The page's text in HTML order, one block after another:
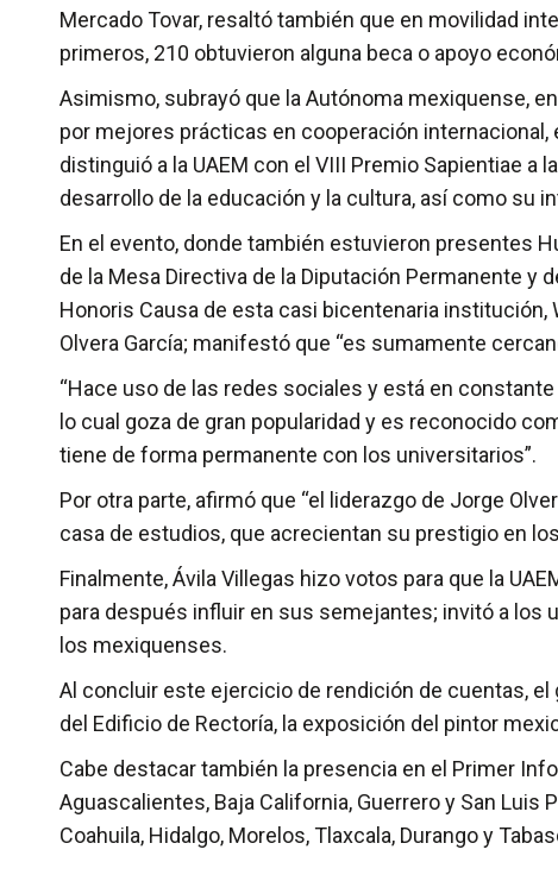
Mercado Tovar, resaltó también que en movilidad
primeros, 210 obtuvieron alguna beca o apoyo
Asimismo, subrayó que la Autónoma mexiquense,
por mejores prácticas en cooperación internacional,
distinguió a la UAEM con el VIII Premio Sapientiae
desarrollo de la educación y la cultura, así como su
En el evento, donde también estuvieron presentes
de la Mesa Directiva de la Diputación Permanente y
Honoris Causa de esta casi bicentenaria
Olvera García; manifestó que “es sumamente
“Hace uso de las redes sociales y está en
lo cual goza de gran popularidad y es reconocido
tiene de forma permanente con los universitarios”.
Por otra parte, afirmó que “el liderazgo de Jorge
casa de estudios, que acrecientan su prestigio en
Finalmente, Ávila Villegas hizo votos para que la
para después influir en sus semejantes; invitó a los
los mexiquenses.
Al concluir este ejercicio de rendición de cuentas, el
del Edificio de Rectoría, la exposición del pintor
Cabe destacar también la presencia en el Primer
Aguascalientes, Baja California, Guerrero y San
Coahuila, Hidalgo, Morelos, Tlaxcala, Durango y